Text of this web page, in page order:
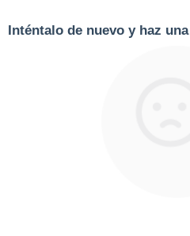
Inténtalo de nuevo y haz